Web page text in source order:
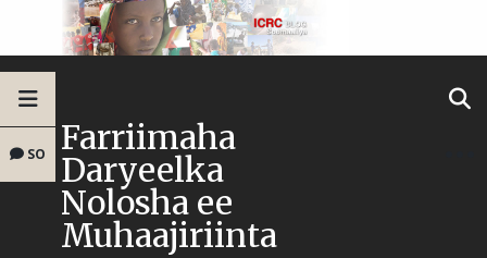
SO Farriimaha
Daryeelka
Nolosha ee
Muhaajiriinta